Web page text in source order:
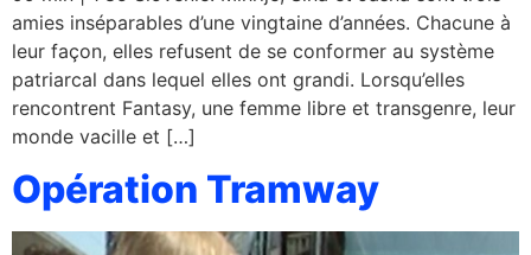
amies inséparables d’une vingtaine d’années. Chacune à
leur façon, elles refusent de se conformer au système
patriarcal dans lequel elles ont grandi. Lorsqu’elles
rencontrent Fantasy, une femme libre et transgenre, leur
monde vacille et […]
Opération Tramway